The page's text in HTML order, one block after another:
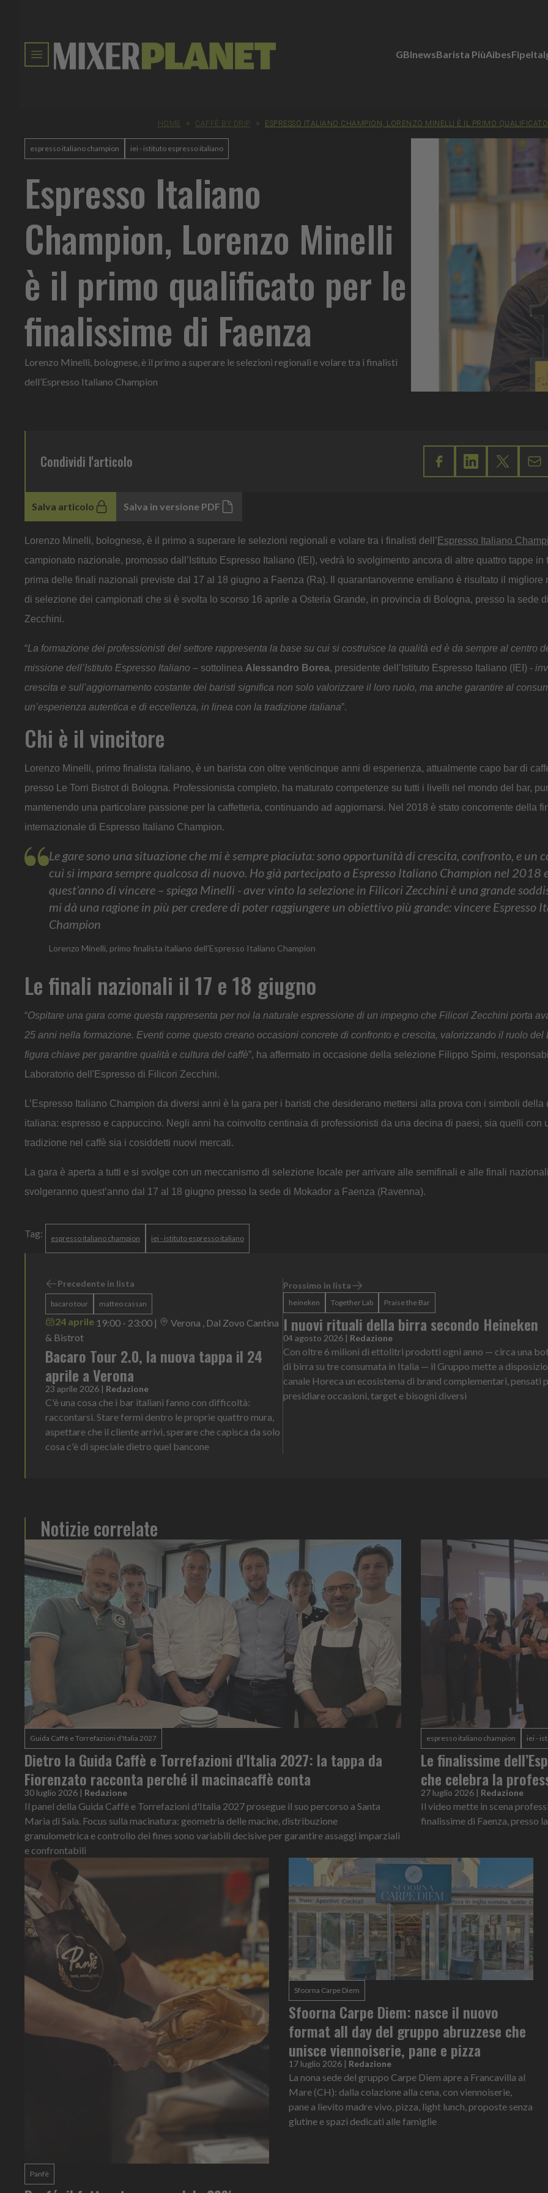
GBInewsBarista PiùAibesFipe
HOME > CAFFÈ BY DRIP > ESPRESSO ITALIANO CHAMPION, LORENZO MINELLI È IL PRIMO
espresso italiano champion iei - istituto espresso italiano
Espresso Italiano
Champion, Lorenzo Minelli
è il primo qualificato per le
finalissime di Faenza
Lorenzo Minelli, bolognese, è il primo a superare le selezioni regionali e volare tra i finalisti
dell’Espresso Italiano Champion
Condividi l'articolo
Salva articolo Salva in versione PDF
Lorenzo Minelli, bolognese, è il primo a superare le selezioni regionali e volare tra i finalisti dell’ Espresso Italiano
campionato nazionale, promosso dall’Istituto Espresso Italiano (IEI), vedrà lo svolgimento ancora di altre quattro tappe in
prima delle finali nazionali previste dal 17 al 18 giugno a Faenza (Ra). Il quarantanovenne emiliano è risultato il migliore
di selezione dei campionati che si è svolta lo scorso 16 aprile a Osteria Grande, in provincia di Bologna, presso la sede
Zecchini.
“La formazione dei professionisti del settore rappresenta la base su cui si costruisce la qualità ed è da sempre al centro
missione dell’Istituto Espresso Italiano – sottolinea Alessandro Borea, presidente dell’Istituto Espresso Italiano (IEI) -
crescita e sull’aggiornamento costante dei baristi significa non solo valorizzare il loro ruolo, ma anche garantire al
un’esperienza autentica e di eccellenza, in linea con la tradizione italiana”.
Chi è il vincitore
Lorenzo Minelli, primo finalista italiano, è un barista con oltre venticinque anni di esperienza, attualmente capo bar di
presso Le Torri Bistrot di Bologna. Professionista completo, ha maturato competenze su tutti i livelli nel mondo del bar, pur
mantenendo una particolare passione per la caffetteria, continuando ad aggiornarsi. Nel 2018 è stato concorrente della
internazionale di Espresso Italiano Champion.
Le gare sono una situazione che mi è sempre piaciuta: sono opportunità di crescita, confronto, e un
cui si impara sempre qualcosa di nuovo. Ho già partecipato a Espresso Italiano Champion nel 2018
quest’anno di vincere – spiega Minelli - aver vinto la selezione in Filicori Zecchini è una grande
mi dà una ragione in più per credere di poter raggiungere un obiettivo più grande: vincere Espresso
Champion
Lorenzo Minelli, primo finalista italiano dell’Espresso Italiano Champion
Le finali nazionali il 17 e 18 giugno
“Ospitare una gara come questa rappresenta per noi la naturale espressione di un impegno che Filicori Zecchini porta
25 anni nella formazione. Eventi come questo creano occasioni concrete di confronto e crescita, valorizzando il ruolo del
figura chiave per garantire qualità e cultura del caffè”, ha affermato in occasione della selezione Filippo Spimi,
Laboratorio dell'Espresso di Filicori Zecchini.
L’Espresso Italiano Champion da diversi anni è la gara per i baristi che desiderano mettersi alla prova con i simboli della
italiana: espresso e cappuccino. Negli anni ha coinvolto centinaia di professionisti da una decina di paesi, sia quelli con
tradizione nel caffè sia i cosiddetti nuovi mercati.
La gara è aperta a tutti e si svolge con un meccanismo di selezione locale per arrivare alle semifinali e alle finali
svolgeranno quest’anno dal 17 al 18 giugno presso la sede di Mokador a Faenza (Ravenna).
Tag: espresso italiano champion iei - istituto espresso italiano
Precedente in lista
bacaro tour matteo cassan
24 aprile 19:00 - 23:00 |
Verona , Dal Zovo Cantina
& Bistrot
Bacaro Tour 2.0, la nuova tappa il 24
aprile a Verona
23 aprile 2026 | Redazione
C'è una cosa che i bar italiani fanno con difficoltà:
raccontarsi. Stare fermi dentro le proprie quattro mura,
aspettare che il cliente arrivi, sperare che capisca da solo
cosa c'è di speciale dietro quel bancone
Prossimo in lista
heineken Together Lab Praise the Bar
I nuovi rituali della birra secondo Heineken
04 agosto 2026 | Redazione
Con oltre 6 milioni di ettolitri prodotti ogni anno — circa una
di birra su tre consumata in Italia — il Gruppo mette a
canale Horeca un ecosistema di brand complementari, pensati
presidiare occasioni, target e bisogni diversi
Notizie correlate
Guida Caffè e Torrefazioni d'Italia 2027
Dietro la Guida Caffè e Torrefazioni d'Italia 2027: la tappa da
Fiorenzato racconta perché il macinacaffè conta
30 luglio 2026 | Redazione
Il panel della Guida Caffè e Torrefazioni d'Italia 2027 prosegue il suo percorso a Santa
Maria di Sala. Focus sulla macinatura: geometria delle macine, distribuzione
granulometrica e controllo dei fines sono variabili decisive per garantire assaggi imparziali
e confrontabili
espresso italiano champion iei -
Le finalissime
che celebra la
27 luglio 2026 | Redazione
Il video mette in scena
finalissime di Faenza, presso
Panfè
Sfoorna Carpe Diem
Sfoorna Carpe Diem: nasce il nuovo
format all day del gruppo abruzzese che
unisce viennoiserie, pane e pizza
17 luglio 2026 | Redazione
La nona sede del gruppo Carpe Diem apre a Francavilla al
Mare (CH): dalla colazione alla cena, con viennoiserie,
pane a lievito madre vivo, pizza, light lunch, proposte senza
glutine e spazi dedicati alle famiglie